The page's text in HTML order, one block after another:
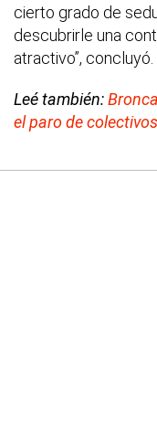
cierto grado de
descubrirle una
atractivo”, concluyó.
Leé también:
el paro de colectivos